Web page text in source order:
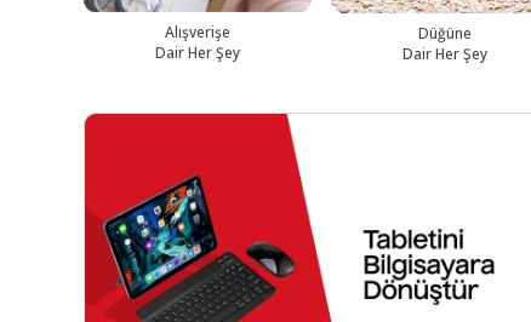
Alışverişe
Dair Her Şey
Düğüne
Dair Her Şey